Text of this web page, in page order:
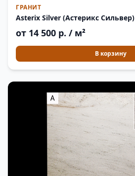
ГРАНИТ
Asterix Silver (Астерикс Сильвер)
от 14 500 р. / м²
В корзину